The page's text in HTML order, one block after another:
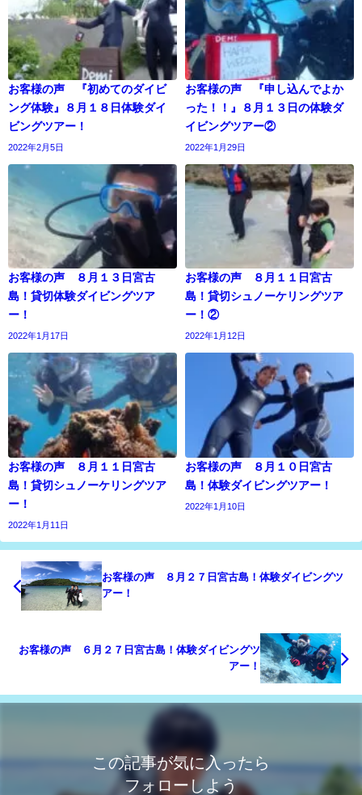
お客様の声 『初めてのダイビ
ング体験』８月１８日体験ダイ
ビングツアー！
2022年2月5日
お客様の声 『申し込んでよか
った！！』８月１３日の体験ダ
イビングツアー②
2022年1月29日
お客様の声 ８月１３日宮古
島！貸切体験ダイビングツア
ー！
2022年1月17日
お客様の声 ８月１１日宮古
島！貸切シュノーケリングツア
ー！②
2022年1月12日
お客様の声 ８月１１日宮古
島！貸切シュノーケリングツア
ー！
2022年1月11日
お客様の声 ８月１０日宮古
島！体験ダイビングツアー！
2022年1月10日
お客様の声 ８月２７日宮古島！体験ダイビングツ
アー！
お客様の声 ６月２７日宮古島！体験ダイビングツ
アー！
この記事が気に入ったら
フォローしよう